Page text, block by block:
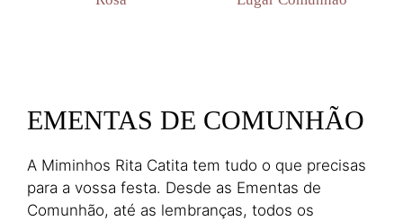
EMENTAS DE COMUNHÃO
A Miminhos Rita Catita tem tudo o que precisas
para a vossa festa. Desde as Ementas de
Comunhão, até as lembranças, todos os